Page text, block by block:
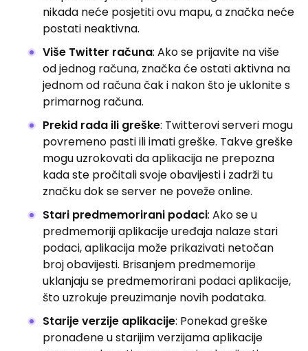
nikada neće posjetiti ovu mapu, a značka neće
postati neaktivna.
Više Twitter računa: Ako se prijavite na više
od jednog računa, značka će ostati aktivna na
jednom od računa čak i nakon što je uklonite s
primarnog računa.
Prekid rada ili greške: Twitterovi serveri mogu
povremeno pasti ili imati greške. Takve greške
mogu uzrokovati da aplikacija ne prepozna
kada ste pročitali svoje obavijesti i zadrži tu
značku dok se server ne poveže online.
Stari predmemorirani podaci: Ako se u
predmemoriji aplikacije uređaja nalaze stari
podaci, aplikacija može prikazivati ​​netočan
broj obavijesti. Brisanjem predmemorije
uklanjaju se predmemorirani podaci aplikacije,
što uzrokuje preuzimanje novih podataka.
Starije verzije aplikacije: Ponekad greške
pronađene u starijim verzijama aplikacije